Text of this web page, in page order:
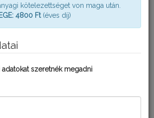
VIRÁGÖZÖN
kötelezettséget von maga után.
4800 Ft (éves díj)
adatokat szeretnék megadni